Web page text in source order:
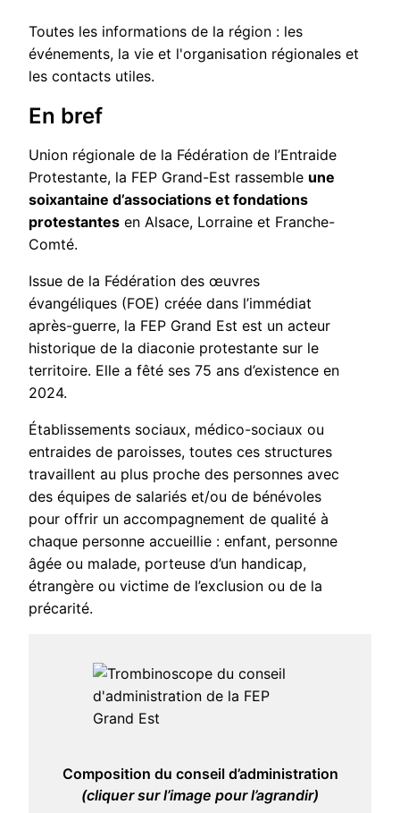
Toutes les informations de la région : les
événements, la vie et l'organisation régionales et
les contacts utiles.
En bref
Union régionale de la Fédération de l’Entraide
Protestante, la FEP Grand-Est rassemble une
soixantaine d’associations et fondations
protestantes en Alsace, Lorraine et Franche-
Comté.
Issue de la Fédération des œuvres
évangéliques (FOE) créée dans l’immédiat
après-guerre, la FEP Grand Est est un acteur
historique de la diaconie protestante sur le
territoire. Elle a fêté ses 75 ans d’existence en
2024.
Établissements sociaux, médico-sociaux ou
entraides de paroisses, toutes ces structures
travaillent au plus proche des personnes avec
des équipes de salariés et/ou de bénévoles
pour offrir un accompagnement de qualité à
chaque personne accueillie : enfant, personne
âgée ou malade, porteuse d’un handicap,
étrangère ou victime de l’exclusion ou de la
précarité.
Composition du conseil d’administration
(cliquer sur l’image pour l’agrandir)